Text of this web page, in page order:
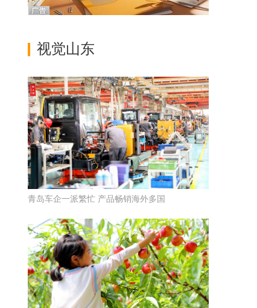
视觉山东
青岛车企一派繁忙 产品畅销海外多国